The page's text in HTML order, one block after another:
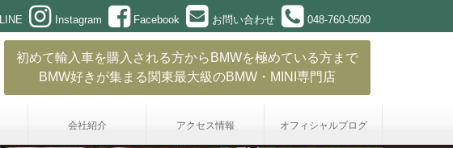
LINE Instagram Facebook お問い合わせ 048-760-0500
初めて輸入車を購入される方からBMWを極めている方まで
BMW好きが集まる関東最大級のBMW・MINI専門店
会社紹介 アクセス情報 オフィシャルブログ